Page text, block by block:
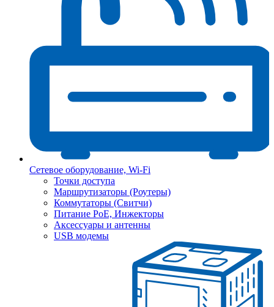
Сетевое оборудование, Wi-Fi
Точки доступа
Маршрутизаторы (Роутеры)
Коммутаторы (Свитчи)
Питание PoE, Инжекторы
Аксессуары и антенны
USB модемы